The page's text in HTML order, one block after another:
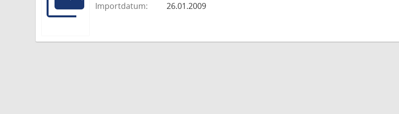
Importdatum:
26.01.2009